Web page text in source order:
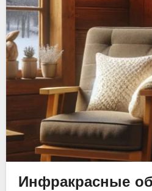
Инфракрасные